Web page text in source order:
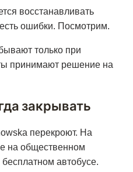
восстанавливать
ошибки. Посмотрим.
только при
принимают решение на
закрывать
перекроют. На
на общественном
автобусе.